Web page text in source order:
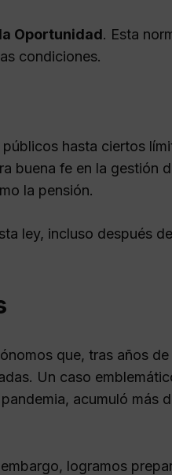
Oportunidad. Esta
condiciones.
hasta ciertos
buena fe en la gestión
la pensión.
ley, incluso después
que, tras años
Un caso
acumuló más
logramos